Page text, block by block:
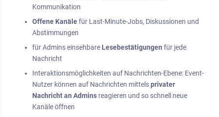
Kommunikation
Offene Kanälefür Last-Minute-Jobs, Diskussionen und
Abstimmungen
für Admins einsehbare Lesebestätigungen für jede
Nachricht
Interaktionsmöglichkeiten auf Nachrichten-Ebene: Event-
Nutzer können auf Nachrichten mittelsprivater
Nachricht an Admins reagieren und so schnell neue
Kanäle öffnen